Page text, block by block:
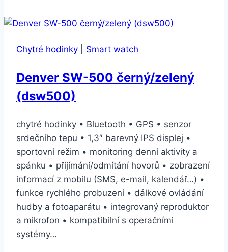
5
44mm
z
hliníku
–
černý
sportovní
řemínek
(MWVF2HC/A)
Chytré hodinky Smart watch
Denver SW-500 černý/zelený
(dsw500)
chytré hodinky • Bluetooth • GPS • senzor
srdečního tepu • 1,3″ barevný IPS displej •
sportovní režim • monitoring denní aktivity a
spánku • přijímání/odmítání hovorů • zobrazení
informací z mobilu (SMS, e-mail, kalendář…) •
funkce rychlého probuzení • dálkové ovládání
hudby a fotoaparátu • integrovaný reproduktor
a mikrofon • kompatibilní s operačními
systémy…